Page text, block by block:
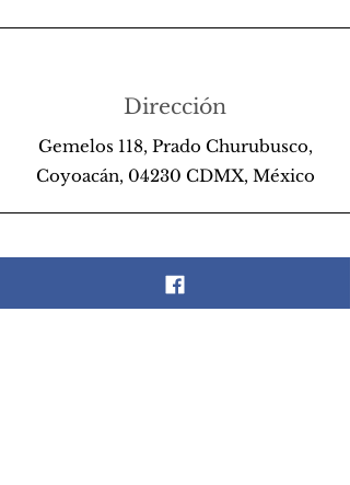
Dirección
Gemelos 118, Prado Churubusco,
Coyoacán, 04230 CDMX, México
Teléfono